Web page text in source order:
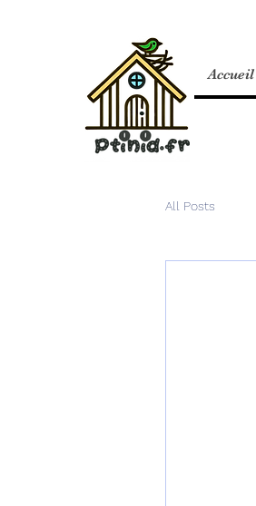
Accueil
All Posts